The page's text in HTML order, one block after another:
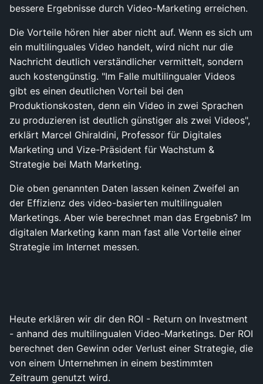
bessere Ergebnisse durch Video-Marketing erreichen.
Die Vorteile hören hier aber nicht auf. Wenn es sich um
ein multilinguales Video handelt, wird nicht nur die
Nachricht deutlich verständlicher vermittelt, sondern
auch kostengünstig. "Im Falle multilingualer Videos
gibt es einen deutlichen Vorteil bei den
Produktionskosten, denn ein Video in zwei Sprachen
zu produzieren ist deutlich günstiger als zwei Videos",
erklärt Marcel Ghiraldini, Professor für Digitales
Marketing und Vize-Präsident für Wachstum &
Strategie bei Math Marketing.
Die oben genannten Daten lassen keinen Zweifel an
der Effizienz des video-basierten multilingualen
Marketings. Aber wie berechnet man das Ergebnis? Im
digitalen Marketing kann man fast alle Vorteile einer
Strategie im Internet messen.
Heute erklären wir dir den ROI - Return on Investment
- anhand des multilingualen Video-Marketings. Der ROI
berechnet den Gewinn oder Verlust einer Strategie, die
von einem Unternehmen in einem bestimmten
Zeitraum genutzt wird.